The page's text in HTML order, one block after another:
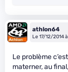
athlon64
Le 17/12/2014
Le problème
materner, au